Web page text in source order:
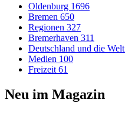
Oldenburg 1696
Bremen 650
Regionen 327
Bremerhaven 311
Deutschland und die Welt
Medien 100
Freizeit 61
Neu im Magazin